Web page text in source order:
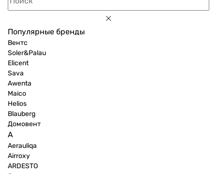
Популярные бренды
Вентс
Soler&Palau
Elicent
Sava
Awenta
Maico
Helios
Blauberg
Домовент
A
Aerauliqa
Airroxy
ARDESTO